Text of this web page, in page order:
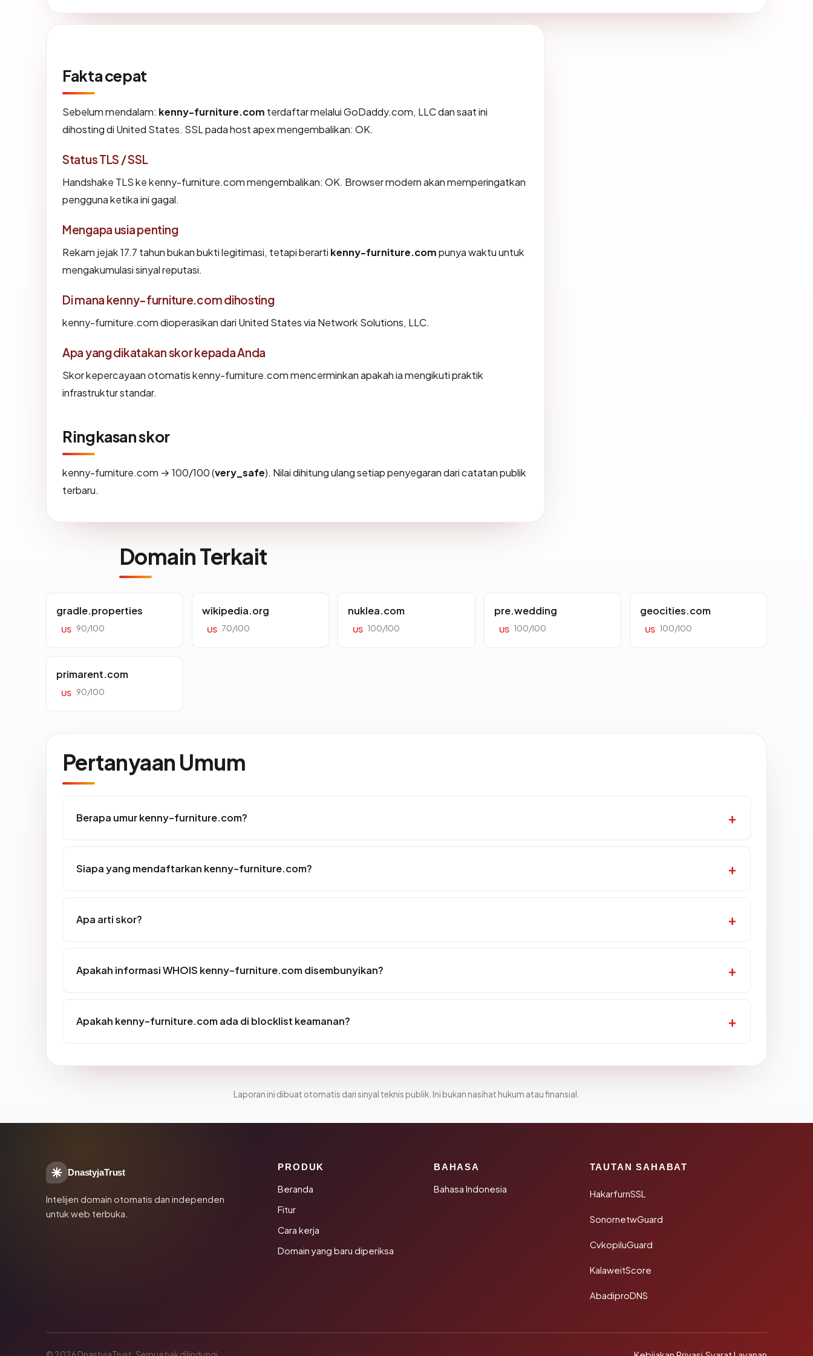
Fakta cepat
Sebelum mendalam: kenny-furniture.com terdaftar melalui GoDaddy.com, LLC dan saat ini
dihosting di United States. SSL pada host apex mengembalikan: OK.
Status TLS / SSL
Handshake TLS ke kenny-furniture.com mengembalikan: OK. Browser modern akan memperingatkan
pengguna ketika ini gagal.
Mengapa usia penting
Rekam jejak 17.7 tahun bukan bukti legitimasi, tetapi berarti kenny-furniture.compunya waktu untuk
mengakumulasi sinyal reputasi.
Di mana kenny-furniture.com dihosting
kenny-furniture.com dioperasikan dari United States via Network Solutions, LLC.
Apa yang dikatakan skor kepada Anda
Skor kepercayaan otomatis kenny-furniture.com mencerminkan apakah ia mengikuti praktik
infrastruktur standar.
Ringkasan skor
kenny-furniture.com → 100/100 (very_safe). Nilai dihitung ulang setiap penyegaran dari catatan publik
terbaru.
Domain Terkait
gradle.properties
US 90/100
wikipedia.org
US 70/100
nuklea.com
US 100/100
pre.wedding
US 100/100
geocities.com
US 100/100
primarent.com
US 90/100
Pertanyaan Umum
Berapa umur kenny-furniture.com?
Siapa yang mendaftarkan kenny-furniture.com?
Apa arti skor?
Apakah informasi WHOIS kenny-furniture.com disembunyikan?
Apakah kenny-furniture.com ada di blocklist keamanan?
Laporan ini dibuat otomatis dari sinyal teknis publik. Ini bukan nasihat hukum atau finansial.
DnastyjaTrust
Intelijen domain otomatis dan independen
untuk web terbuka.
PRODUK
Beranda
Fitur
Cara kerja
Domain yang baru diperiksa
BAHASA
Bahasa Indonesia
TAUTAN SAHABAT
HakarfurnSSL
SonornetwGuard
CvkopiluGuard
KalaweitScore
AbadiproDNS